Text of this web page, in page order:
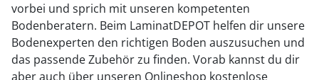
vorbei und sprich mit unseren kompetenten
Bodenberatern. Beim LaminatDEPOT helfen dir unsere
Bodenexperten den richtigen Boden auszusuchen und
das passende Zubehör zu finden. Vorab kannst du dir
aber auch über unseren Onlineshop kostenlose